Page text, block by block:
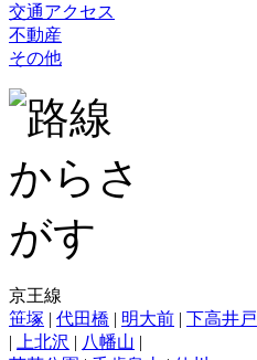
交通アクセス
不動産
その他
京王線
笹塚 | 代田橋 | 明大前 | 下高井戸
|
上北沢 | 八幡山 |